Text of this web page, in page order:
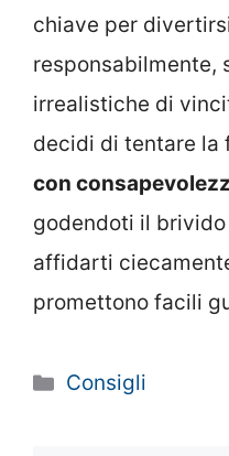
chiave per
responsabilmente,
irrealistiche di
decidi di tentare la
con
godendoti il
affidarti
promettono facili
Categorie
Consigli